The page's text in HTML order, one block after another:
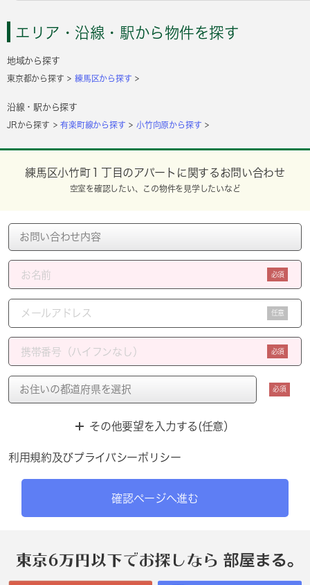
エリア・沿線・駅から物件を探す
地域から探す
東京都から探す 練馬区から探す
沿線・駅から探す
JRから探す 有楽町線から探す 小竹向原から探す
練馬区小竹町１丁目のアパートに関するお問い合わせ
空室を確認したい、この物件を見学したいなど
必須
任意
必須
必須
その他要望を入力する(任意）
利用規約及びプライバシーポリシー
確認ページへ進む